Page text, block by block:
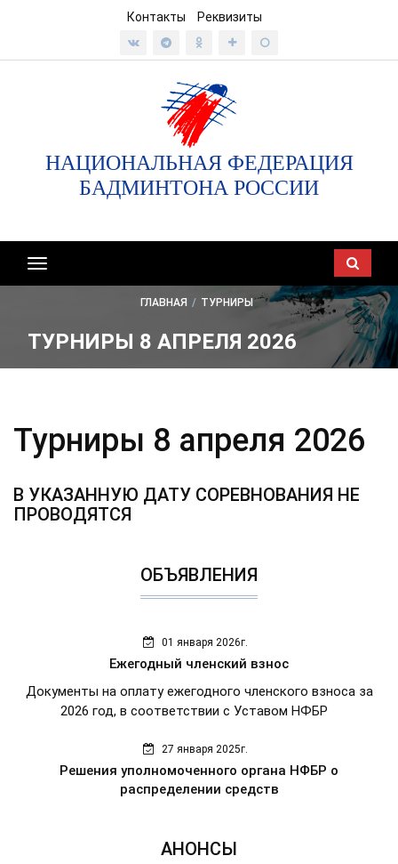
Контакты Реквизиты
НАЦИОНАЛЬНАЯ ФЕДЕРАЦИЯ
БАДМИНТОНА РОССИИ
Показать/
скрыть
ГЛАВНАЯ / ТУРНИРЫ
ТУРНИРЫ 8 АПРЕЛЯ 2026
Турниры 8 апреля 2026
В УКАЗАННУЮ ДАТУ СОРЕВНОВАНИЯ НЕ
ПРОВОДЯТСЯ
ОБЪЯВЛЕНИЯ
01 января 2026г.
Ежегодный членский взнос
Документы на оплату ежегодного членского взноса за
2026 год, в соответствии с Уставом НФБР
27 января 2025г.
Решения уполномоченного органа НФБР о
распределении средств
АНОНСЫ